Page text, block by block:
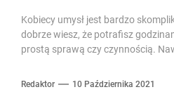
Kobiecy umysł jest bardzo
dobrze wiesz, że potrafisz
prostą sprawą czy czynnością.
Redaktor 10 Października 2021